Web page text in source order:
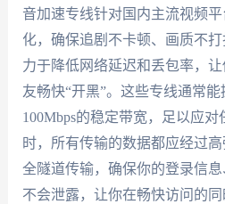
音加速专线针对国内主流视频
化，确保追剧不卡顿、画质不
力于降低网络延迟和丢包率，
友畅快“开黑”。这些专线通常
100Mbps的稳定带宽，足以应
时，所有传输的数据都应经过
全隧道传输，确保你的登录信
不会泄露，让你在畅快访问的同